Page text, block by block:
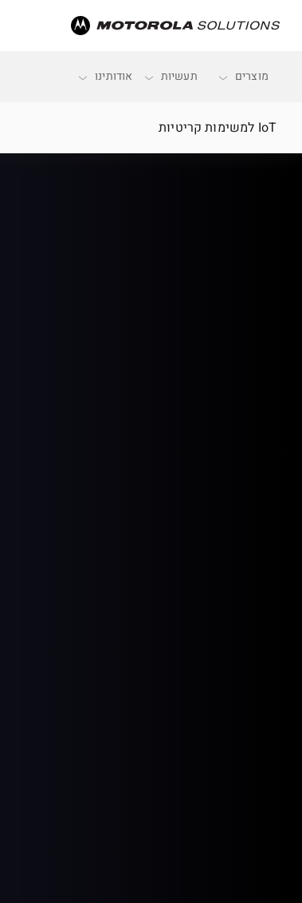
מוצרים תעשיות אודותינו
IoT למשימות קריטיות